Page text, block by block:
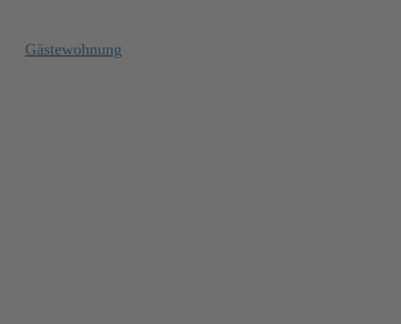
Gästewohnung